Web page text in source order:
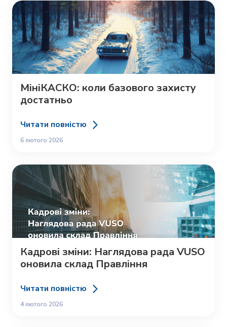
МініКАСКО: коли базового захисту
достатньо
Читати повністю
6 лютого 2026
Кадрові зміни: Наглядова рада VUSO
оновила склад Правління
Читати повністю
4 лютого 2026